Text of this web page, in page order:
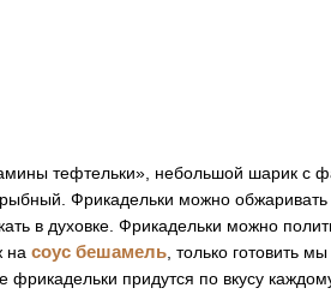
тефтельки», небольшой шарик
Фрикадельки можно обжаривать
в духовке. Фрикадельки можно
на соус бешамель , только готовить
придутся по вкусу